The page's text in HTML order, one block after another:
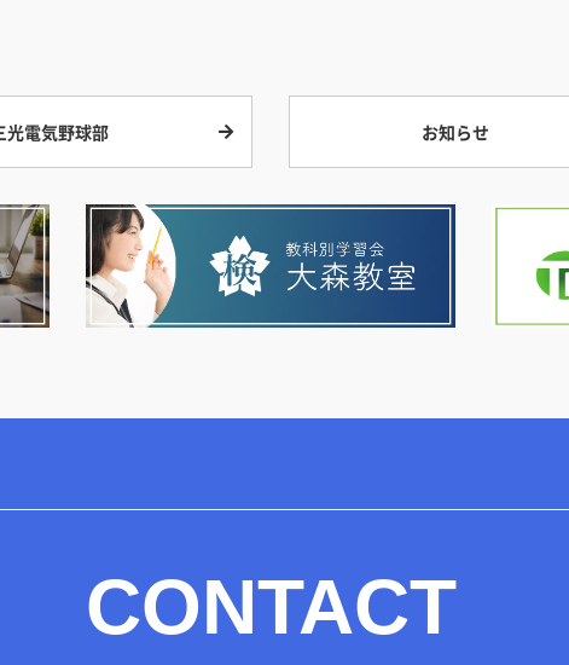
光電気野球部 お知らせ
CONTACT